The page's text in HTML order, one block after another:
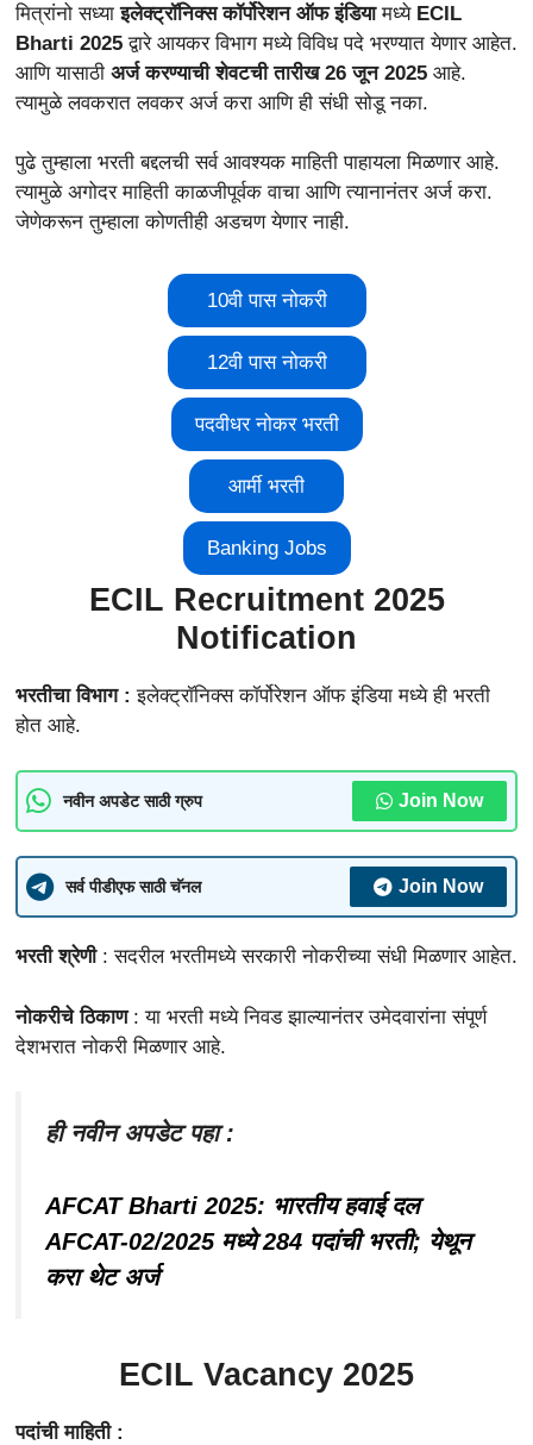
मित्रांनो सध्या इलेक्ट्रॉनिक्स कॉर्पोरेशन ऑफ इंडियामध्ये ECIL
Bharti 2025 द्वारे आयकर विभाग मध्ये विविध पदे भरण्यात येणार आहेत.
आणि यासाठी अर्ज करण्याची शेवटची तारीख 26 जून 2025 आहे.
त्यामुळे लवकरात लवकर अर्ज करा आणि ही संधी सोडू नका.
पुढे तुम्हाला भरती बद्दलची सर्व आवश्यक माहिती पाहायला मिळणार आहे.
त्यामुळे अगोदर माहिती काळजीपूर्वक वाचा आणि त्यानानंतर अर्ज करा.
जेणेकरून तुम्हाला कोणतीही अडचण येणार नाही.
10वी पास नोकरी
12वी पास नोकरी
पदवीधर नोकर भरती
आर्मी भरती
Banking Jobs
ECIL Recruitment 2025
Notification
भरतीचा विभाग : इलेक्ट्रॉनिक्स कॉर्पोरेशन ऑफ इंडियामध्ये ही भरती
होत आहे.
नवीन अपडेट साठी ग्रुप Join Now
सर्व पीडीएफ साठी चॅनल Join Now
भरती श्रेणी: सदरील भरतीमध्ये सरकारी नोकरीच्या संधी मिळणार आहेत.
नोकरीचे ठिकाण: या भरती मध्ये निवड झाल्यानंतर उमेदवारांना संपूर्ण
देशभरात नोकरी मिळणार आहे.
ही नवीन अपडेट पहा :
AFCAT Bharti 2025: भारतीय हवाई दल
AFCAT-02/2025 मध्ये 284 पदांची भरती; येथून
करा थेट अर्ज
ECIL Vacancy 2025
पदांची माहिती :